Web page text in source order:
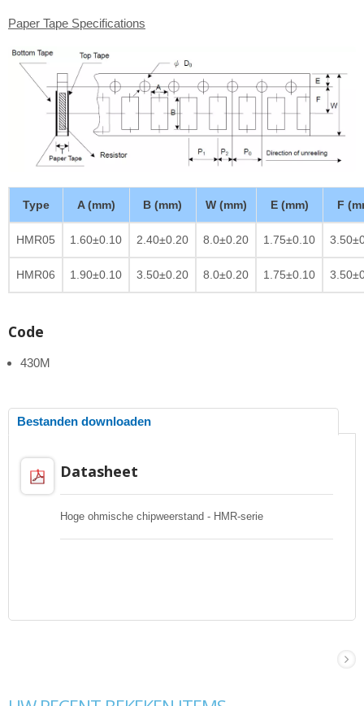
Paper Tape Specifications
Type A (mm) B (mm) W (mm) E (mm) F
HMR05 1.60±0.10 2.40±0.20 8.0±0.20 1.75±0.10
HMR06 1.90±0.10 3.50±0.20 8.0±0.20 1.75±0.10
Code
430M
Bestanden downloaden
Datasheet
Hoge ohmische chipweerstand - HMR-serie